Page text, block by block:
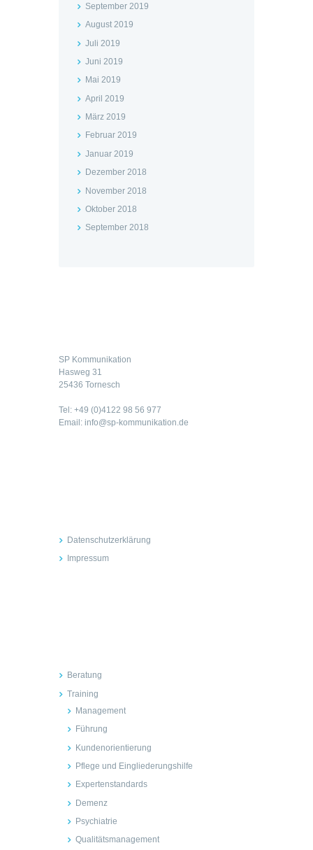
September 2019
August 2019
Juli 2019
Juni 2019
Mai 2019
April 2019
März 2019
Februar 2019
Januar 2019
Dezember 2018
November 2018
Oktober 2018
September 2018
SP Kommunikation
Hasweg 31
25436 Tornesch
Tel: +49 (0)4122 98 56 977
Email: info@sp-kommunikation.de
Datenschutzerklärung
Impressum
Beratung
Training
Management
Führung
Kundenorientierung
Pflege und Eingliederungshilfe
Expertenstandards
Demenz
Psychiatrie
Qualitätsmanagement